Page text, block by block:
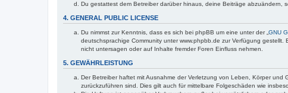
Du gestattest dem Betreiber darüber hinaus, deine Beiträge abzuändern,
4. GENERAL PUBLIC LICENSE
Du nimmst zur Kenntnis, dass es sich bei phpBB um eine unter der „ GNU
deutschsprachige Community unter www.phpbb.de zur Verfügung
nicht untersagen oder auf Inhalte fremder Foren Einfluss nehmen.
5. GEWÄHRLEISTUNG
Der Betreiber haftet mit Ausnahme der Verletzung von Leben, Körper
zurückzuführen sind. Dies gilt auch für mittelbare Folgeschäden wie